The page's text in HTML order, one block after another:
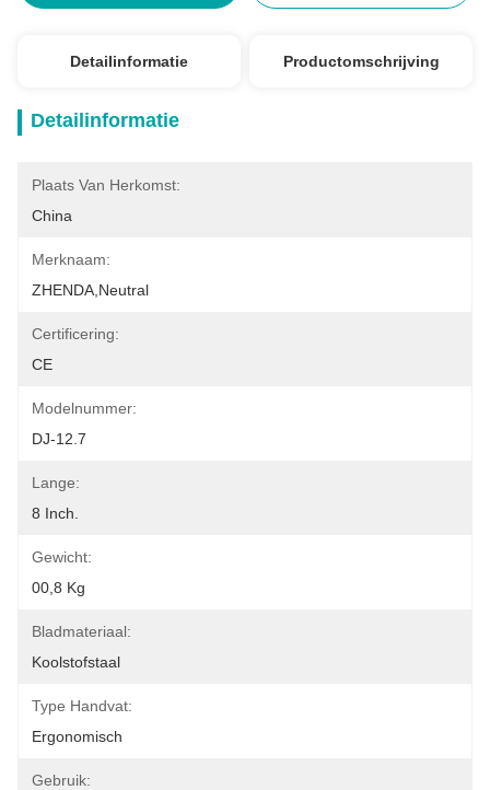
Detailinformatie Productomschrijving
Detailinformatie
Plaats Van Herkomst:
China
Merknaam:
ZHENDA,Neutral
Certificering:
CE
Modelnummer:
DJ-12.7
Lange:
8 Inch.
Gewicht:
00,8 Kg
Bladmateriaal:
Koolstofstaal
Type Handvat:
Ergonomisch
Gebruik: